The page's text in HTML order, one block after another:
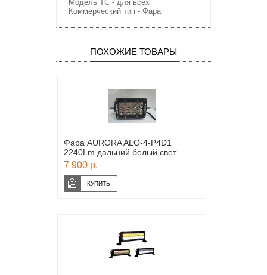
Модель ТС - для всех
Коммерческий тип - Фара
ПОХОЖИЕ ТОВАРЫ
Фара AURORA ALO-4-P4D1
2240Lm дальний белый свет
7 900 р.